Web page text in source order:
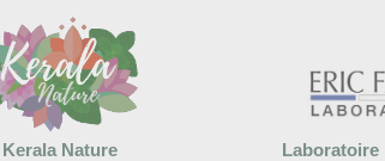
Kerala Nature Laboratoire